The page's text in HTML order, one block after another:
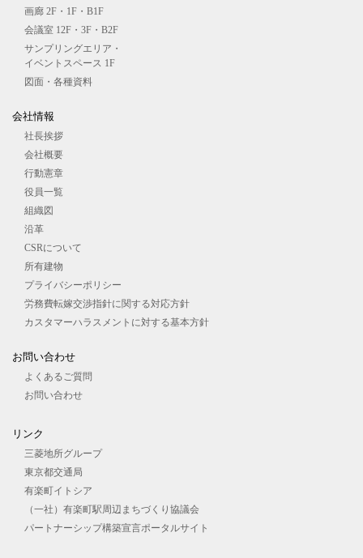
画廊 2F・1F・B1F
会議室 12F・3F・B2F
サンプリングエリア・
イベントスペース 1F
図⾯・各種資料
会社情報
社長挨拶
会社概要
行動憲章
役員一覧
組織図
沿革
CSRについて
所有建物
プライバシーポリシー
労務費転嫁交渉指針に関する対応方針
カスタマーハラスメントに対する基本方針
お問い合わせ
よくあるご質問
お問い合わせ
リンク
三菱地所グループ
東京都交通局
有楽町イトシア
（一社）有楽町駅周辺まちづくり協議会
パートナーシップ構築宣言ポータルサイト